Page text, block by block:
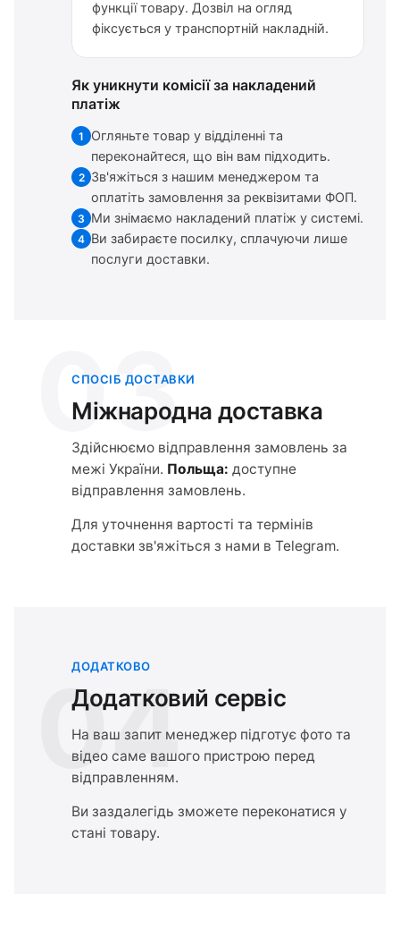
функції товару. Дозвіл на огляд
фіксується у транспортній накладній.
Як уникнути комісії за накладений
платіж
1
Огляньте товар у відділенні та
переконайтеся, що він вам підходить.
2 Зв'яжіться з нашим менеджером та
оплатіть замовлення за реквізитами ФОП.
3 Ми знімаємо накладений платіж у системі.
4 Ви забираєте посилку, сплачуючи лише
послуги доставки.
03
СПОСІБ ДОСТАВКИ
Міжнародна доставка
Здійснюємо відправлення замовлень за
межі України. Польща: доступне
відправлення замовлень.
Для уточнення вартості та термінів
доставки зв'яжіться з нами в Telegram.
04
ДОДАТКОВО
Додатковий сервіс
На ваш запит менеджер підготує фото та
відео саме вашого пристрою перед
відправленням.
Ви заздалегідь зможете переконатися у
стані товару.